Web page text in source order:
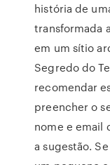
história de
transformada
em um sítio
Segredo do
recomendar
preencher o
nome e email
a sugestão.